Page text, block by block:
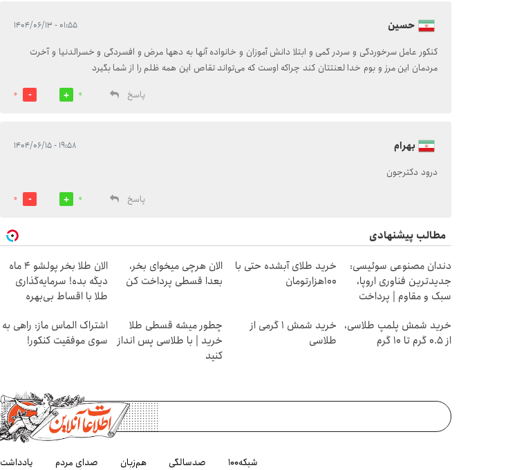
حسین ۰۱:۵۵ - ۱۴۰۴/۰۶/۱۳
کنکور عامل سرخوردگی و سردر گمی و ابتلا دانش آموزان و خانواده آنها به دهها مرض و افسردگی و خسرالدنیا و آخرت
مردمان این مرز و بوم خدا لعنتتان کند چراکه اوست که می‌تواند تقاص این همه ظلم را از شما بگیرد
پاسخ
0
0
بهرام ۱۹:۵۸ - ۱۴۰۴/۰۶/۱۵
درود دکترجون
پاسخ
0
0
مطالب پیشنهادی
دندان مصنوعی سوئیسی:
جدیدترین فناوری اروپا،
سبک و مقاوم | پرداخت
خرید طلای آبشده حتی با
۱۰۰هزارتومان
الان هرچی میخوای بخر،
بعدا قسطی پرداخت کن
الان طلا بخر پولشو 4 ماه
دیگه بده! سرمایه‌گذاری
طلا با اقساط بی‌بهره
خرید شمش پلمپ طلاسی،
از ۰.۵ گرم تا ۱۰ گرم
خرید شمش 1 گرمی از
طلاسی
چطور میشه قسطی طلا
خرید | با طلاسی پس انداز
کنید
اشتراک الماس ماز: راهی به
سوی موفقیت کنکور!
شبکه۱۰۰ صدسالگی هم‌زبان صدای مردم یادداشت